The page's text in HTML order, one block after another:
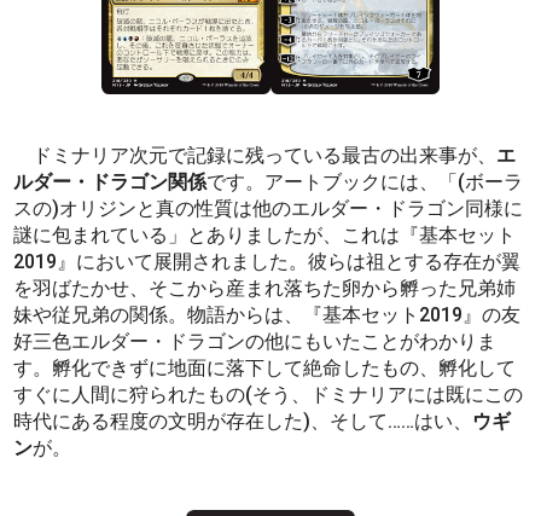
ドミナリア次元で記録に残っている最古の出来事が、 エ
ルダー・ドラゴン関係です。アートブックには、「(ボーラ
スの)オリジンと真の性質は他のエルダー・ドラゴン同様に
謎に包まれている」とありましたが、これは『基本セット
2019』において展開されました。彼らは祖とする存在が翼
を羽ばたかせ、そこから産まれ落ちた卵から孵った兄弟姉
妹や従兄弟の関係。物語からは、『基本セット2019』の友
好三色エルダー・ドラゴンの他にもいたことがわかりま
す。孵化できずに地面に落下して絶命したもの、孵化して
すぐに人間に狩られたもの(そう、ドミナリアには既にこの
時代にある程度の文明が存在した)、そして……はい、 ウギ
ンが。